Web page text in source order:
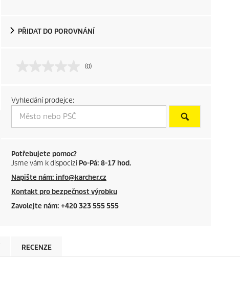
o
t
p
r
i
c
e
PŘIDAT DO POROVNÁNÍ
(0)
Vyhledání prodejce:
Potřebujete pomoc?
Jsme vám k dispocizi Po-Pá: 8-17 hod.
Napište nám: info@karcher.cz
Kontakt pro bezpečnost výrobku
Zavolejte nám: +420 323 555 555
RECENZE